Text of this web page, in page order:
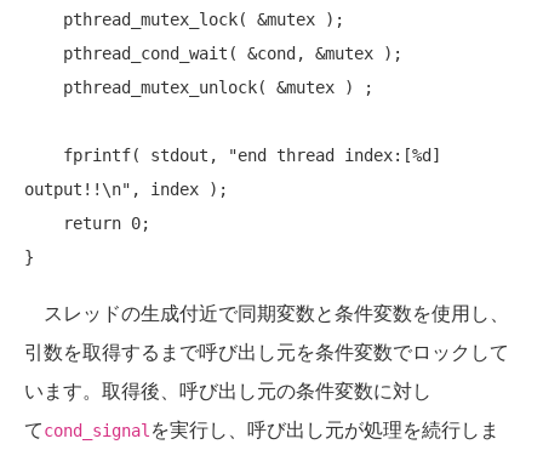
    fprintf( stdout,
"end thread index:[%d]
output!!\n" , index );
return 0;
スレッドの生成付近で同期変数と条件変数を使用し、
引数を取得するまで呼び出し元を条件変数でロックして
います。取得後、呼び出し元の条件変数に対し
てcond_signalを実行し、呼び出し元が処理を続行しま